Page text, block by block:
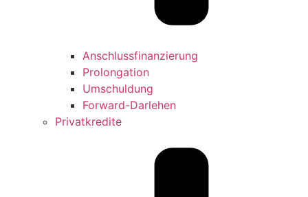
Anschlussfinanzierung
Prolongation
Umschuldung
Forward-Darlehen
Privatkredite